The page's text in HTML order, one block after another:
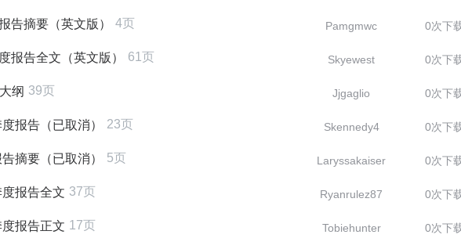
告摘要（英文版） 4页 Pamgmwc 0次下
报告全文（英文版） 61页 Skyewest 0次下
纲 39页 Jjgaglio 0次下
报告（已取消） 23页 Skennedy4 0次下
摘要（已取消） 5页 Laryssakaiser 0次下
报告全文 37页 Ryanrulez87 0次下
报告正文 17页 Tobiehunter 0次下